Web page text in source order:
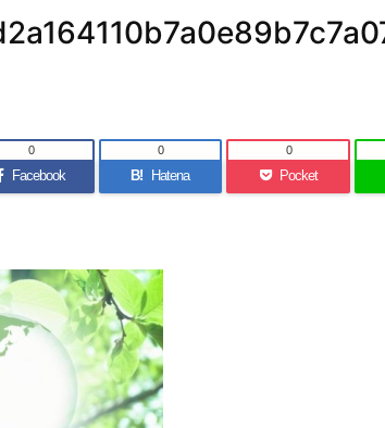
Facebook
0
B! Hatena
0
Pocket
0